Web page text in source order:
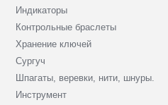
Индикаторы
Контрольные браслеты
Хранение ключей
Сургуч
Шпагаты, веревки, нити, шнуры.
Инструмент